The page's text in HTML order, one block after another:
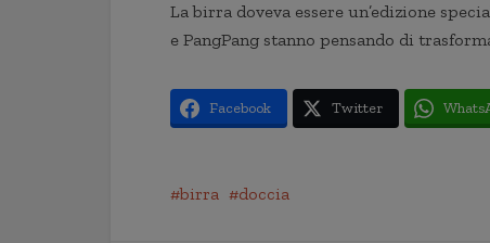
La birra doveva essere un’edizione
e PangPang stanno pensando di
Facebook Twitter
birra doccia